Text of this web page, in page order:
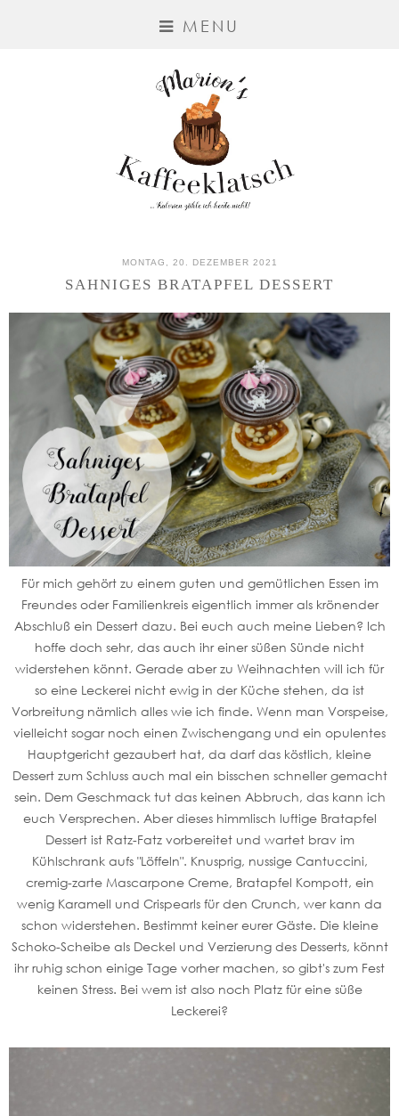
MENU
MONTAG, 20. DEZEMBER 2021
SAHNIGES BRATAPFEL DESSERT
Für mich gehört zu einem guten und gemütlichen Essen im
Freundes oder Familienkreis eigentlich immer als krönender
Abschluß ein Dessert dazu. Bei euch auch meine Lieben? Ich
hoffe doch sehr, das auch ihr einer süßen Sünde nicht
widerstehen könnt. Gerade aber zu Weihnachten will ich für
so eine Leckerei nicht ewig in der Küche stehen, da ist
Vorbreitung nämlich alles wie ich finde. Wenn man Vorspeise,
vielleicht sogar noch einen Zwischengang und ein opulentes
Hauptgericht gezaubert hat, da darf das köstlich, kleine
Dessert zum Schluss auch mal ein bisschen schneller gemacht
sein. Dem Geschmack tut das keinen Abbruch, das kann ich
euch Versprechen. Aber dieses himmlisch luftige Bratapfel
Dessert ist Ratz-Fatz vorbereitet und wartet brav im
Kühlschrank aufs "Löffeln". Knusprig, nussige Cantuccini,
cremig-zarte Mascarpone Creme, Bratapfel Kompott, ein
wenig Karamell und Crispearls für den Crunch, wer kann da
schon widerstehen. Bestimmt keiner eurer Gäste. Die kleine
Schoko-Scheibe als Deckel und Verzierung des Desserts, könnt
ihr ruhig schon einige Tage vorher machen, so gibt's zum Fest
keinen Stress. Bei wem ist also noch Platz für eine süße
Leckerei?